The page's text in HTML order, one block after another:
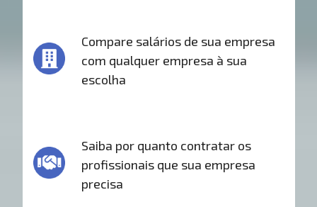
Compare salários de sua empresa
com qualquer empresa à sua
escolha
Saiba por quanto contratar os
profissionais que sua empresa
precisa